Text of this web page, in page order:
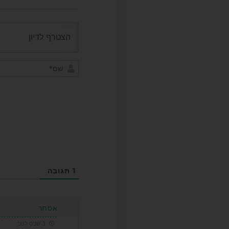
1 תגובה
אסתר